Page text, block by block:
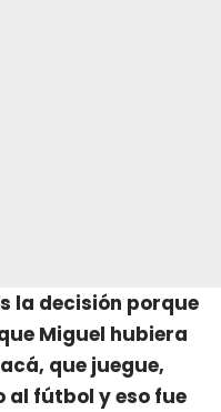
la decisión porque
Miguel hubiera
que juegue,
al fútbol y eso fue